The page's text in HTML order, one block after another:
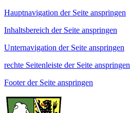
Hauptnavigation der Seite anspringen
Inhaltsbereich der Seite anspringen
Unternavigation der Seite anspringen
rechte Seitenleiste der Seite anspringen
Footer der Seite anspringen